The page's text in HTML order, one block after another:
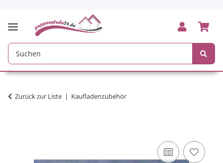
Zurück zur Liste Kaufladenzubehör